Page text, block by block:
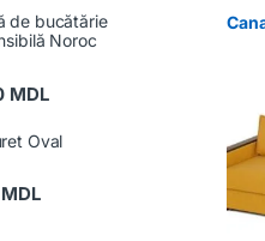
de bucătărie
Noroc
MDL
Oval
MDL